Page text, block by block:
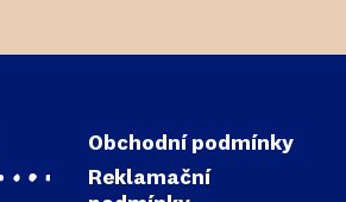
Obchodní podmínky
Reklamační